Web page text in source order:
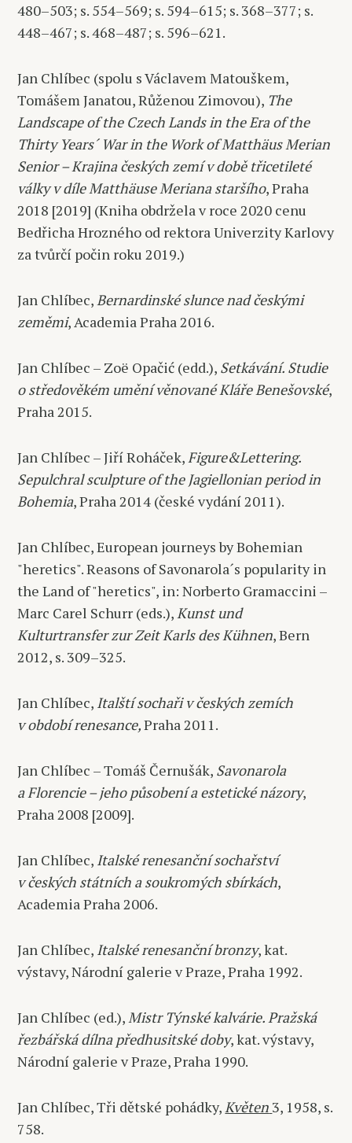
480–503; s. 554–569; s. 594–615; s. 368–377; s.
448–467; s. 468–487; s. 596–621.
Jan Chlíbec (spolu s Václavem Matouškem,
Tomášem Janatou, Růženou Zimovou), The
Landscape of the Czech Lands in the Era of the
Thirty Years´ War in the Work of Matthäus Merian
Senior – Krajina českých zemí v době třicetileté
války v díle Matthäuse Meriana staršího, Praha
2018 [2019] (Kniha obdržela v roce 2020 cenu
Bedřicha Hrozného od rektora Univerzity Karlovy
za tvůrčí počin roku 2019.)
Jan Chlíbec,Bernardinské slunce nad českými
zeměmi, Academia Praha 2016.
Jan Chlíbec – Zoë Opačić (edd.), Setkávání. Studie
o středověkém umění věnované Kláře Benešovské,
Praha 2015.
Jan Chlíbec – Jiří Roháček,Figure&Lettering.
Sepulchral sculpture of the Jagiellonian period in
Bohemia, Praha 2014 (české vydání 2011).
Jan Chlíbec, European journeys by Bohemian
"heretics". Reasons of Savonarola´s popularity in
the Land of "heretics", in: Norberto Gramaccini –
Marc Carel Schurr (eds.),Kunst und
Kulturtransfer zur Zeit Karls des Kühnen, Bern
2012, s. 309–325.
Jan Chlíbec, Italští sochaři v českých zemích
v období renesance,Praha 2011.
Jan Chlíbec – Tomáš Černušák, Savonarola
a Florencie – jeho působení a estetické názory,
Praha 2008 [2009].
Jan Chlíbec, Italské renesanční sochařství
v českých státních a soukromých sbírkách,
Academia Praha 2006.
Jan Chlíbec, Italské renesanční bronzy, kat.
výstavy, Národní galerie v Praze, Praha 1992.
Jan Chlíbec (ed.),Mistr Týnské kalvárie. Pražská
řezbářská dílna předhusitské doby, kat. výstavy,
Národní galerie v Praze, Praha 1990.
Jan Chlíbec, Tři dětské pohádky,Květen 3, 1958, s.
758.